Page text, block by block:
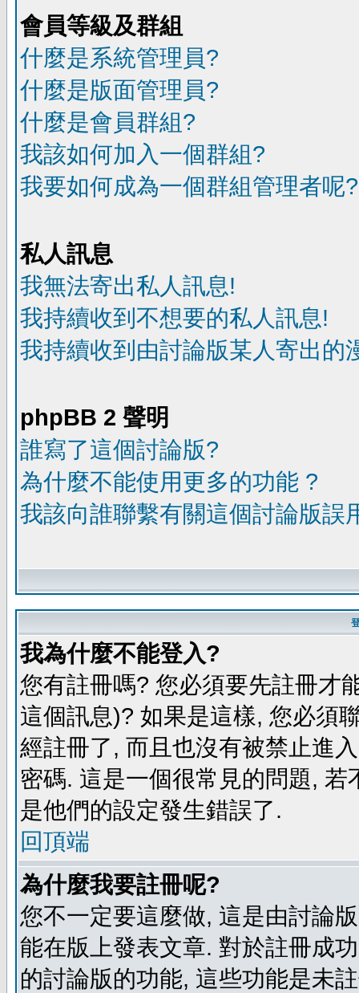
會員等級及群組
什麼是系統管理員?
什麼是版面管理員?
什麼是會員群組?
我該如何加入一個群組?
我要如何成為一個群組管理者呢?
私人訊息
我無法寄出私人訊息!
我持續收到不想要的私人訊息!
我持續收到由討論版某人寄出的
phpBB 2 聲明
誰寫了這個討論版?
為什麼不能使用更多的功能 ?
我該向誰聯繫有關這個討論版誤
我為什麼不能登入?
您有註冊嗎? 您必須要先註冊才
這個訊息)? 如果是這樣, 您必須
經註冊了, 而且也沒有被禁止進
密碼. 這是一個很常見的問題,
是他們的設定發生錯誤了.
回頂端
為什麼我要註冊呢?
您不一定要這麼做, 這是由討論
能在版上發表文章. 對於註冊成
的討論版的功能, 這些功能是未